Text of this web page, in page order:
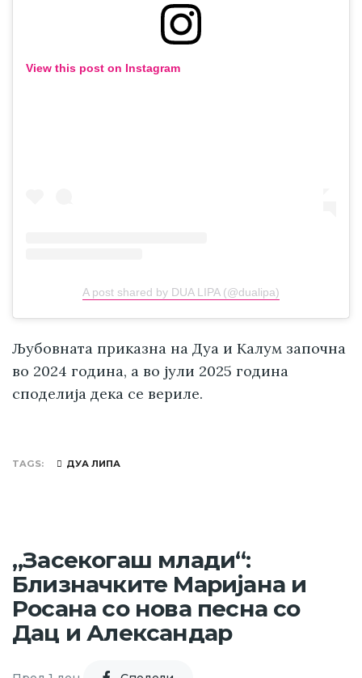
View this post on Instagram
A post shared by DUA LIPA (@dualipa)
Љубовната приказна на Дуа и Калум започна
во 2024 година, а во јули 2025 година
споделија дека се вериле.
TAGS ДУА ЛИПА
„Засекогаш млади“:
Близначките Маријана и
Росана со нова песна со
Дац и Александар